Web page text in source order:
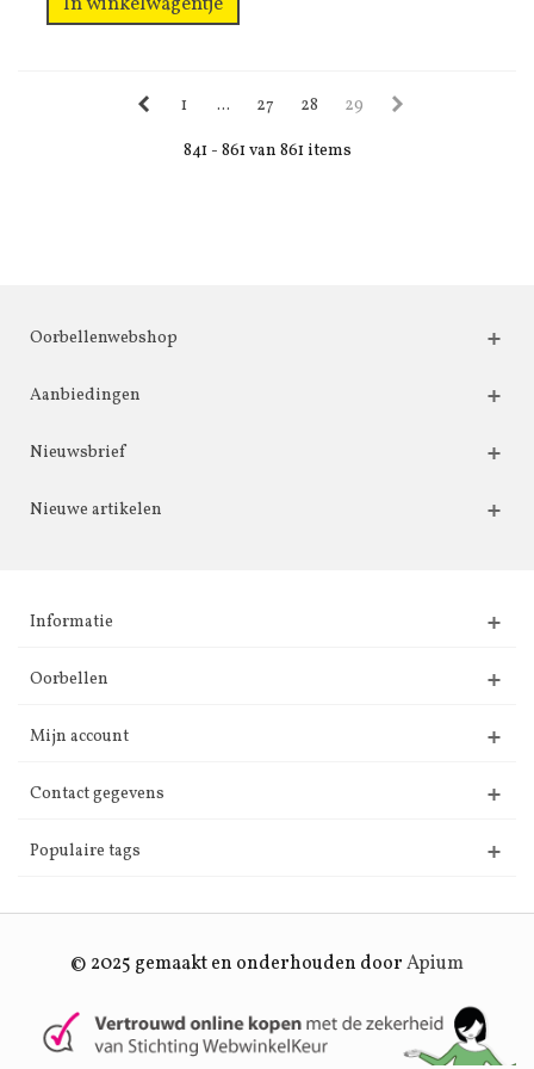
1 ... 27 28
29
841 - 861 van 861 items
Oorbellenwebshop
Aanbiedingen
Nieuwsbrief
Nieuwe artikelen
Informatie
Oorbellen
Mijn account
Contact gegevens
Populaire tags
© 2025 gemaakt en onderhouden doorApium